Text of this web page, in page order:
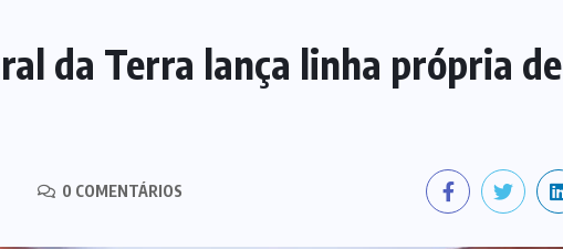
da Terra lança linha própria de
0 COMENTÁRIOS